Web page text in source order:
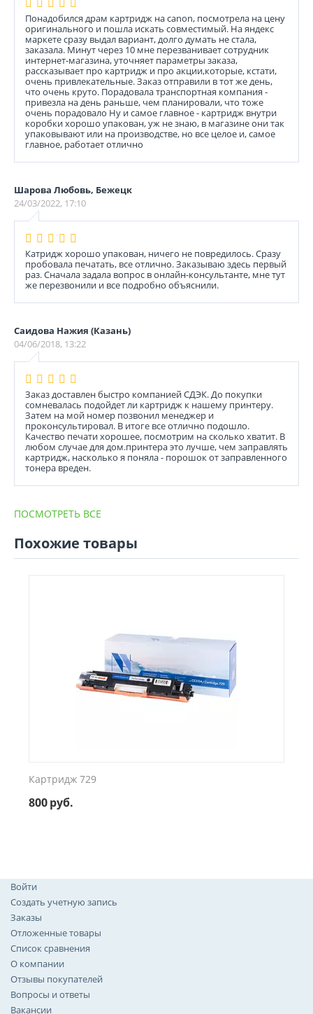
Понадобился драм картридж на canon, посмотрела на цену
оригинального и пошла искать совместимый. На яндекс
маркете сразу выдал вариант, долго думать не стала,
заказала. Минут через 10 мне перезванивает сотрудник
интернет-магазина, уточняет параметры заказа,
рассказывает про картридж и про акции,которые, кстати,
очень привлекательные. Заказ отправили в тот же день,
что очень круто. Порадовала транспортная компания -
привезла на день раньше, чем планировали, что тоже
очень порадовало Ну и самое главное - картридж внутри
коробки хорошо упакован, уж не знаю, в магазине они так
упаковывают или на производстве, но все целое и, самое
главное, работает отлично
Шарова Любовь, Бежецк
24/03/2022, 17:10
Катридж хорошо упакован, ничего не повредилось. Сразу
пробовала печатать, все отлично. Заказываю здесь первый
раз. Сначала задала вопрос в онлайн-консультанте, мне тут
же перезвонили и все подробно объяснили.
Саидова Нажия (Казань)
04/06/2018, 13:22
Заказ доставлен быстро компанией СДЭК. До покупки
сомневалась подойдет ли картридж к нашему принтеру.
Затем на мой номер позвонил менеджер и
проконсультировал. В итоге все отлично подошло.
Качество печати хорошее, посмотрим на сколько хватит. В
любом случае для дом.принтера это лучше, чем заправлять
картридж, насколько я поняла - порошок от заправленного
тонера вреден.
ПОСМОТРЕТЬ ВСЕ
Похожие товары
Картридж 729
800руб.
Войти
Создать учетную запись
Заказы
Отложенные товары
Список сравнения
О компании
Отзывы покупателей
Вопросы и ответы
Вакансии